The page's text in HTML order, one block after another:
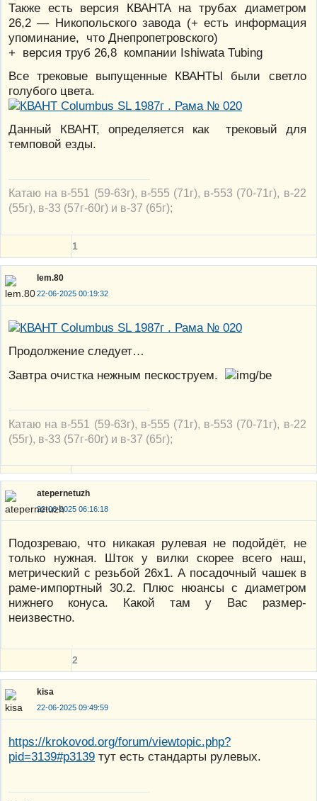
Также есть версия КВАНТА на трубах диаметром
26,2 — Никопольского завода (+ есть информация
упоминание, что Днепропетровского)
+ версия труб 26,8 компании Ishiwata Tubing
Все трековые выпущенные КВАНТЫ были светло
голубого цвета.
Данный КВАНТ, определяется как трековый для
темповой езды.
Катаю на в-551 (59-63г), в-555 (71г), в-553 (70-71г), в-22
(55г), в-33 (57г-60г) и в-37 (65г);
1
lem.80
22-06-2025 00:19:32
Продолжение следует…
Завтра очистка нежным пескоструем.
Катаю на в-551 (59-63г), в-555 (71г), в-553 (70-71г), в-22
(55г), в-33 (57г-60г) и в-37 (65г);
atepernetuzh
22-06-2025 06:16:18
Подозреваю, что никакая рулевая не подойдёт, не
только нужная. Шток у вилки скорее всего наш,
метрический с резьбой 26х1. А посадочный чашек в
раме-импортный 30.2. Плюс нюансы с диаметром
нижнего конуса. Какой там у Вас размер-
неизвестно.
2
kisa
22-06-2025 09:49:59
https://krokovod.org/forum/viewtopic.php?
pid=3139#p3139 тут есть стандарты рулевых.